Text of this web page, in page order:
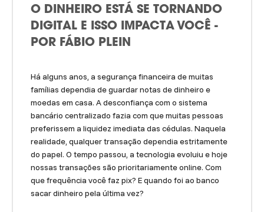
O DINHEIRO ESTÁ SE TORNANDO
DIGITAL E ISSO IMPACTA VOCÊ -
POR FÁBIO PLEIN
Há alguns anos, a segurança financeira de muitas
famílias dependia de guardar notas de dinheiro e
moedas em casa. A desconfiança com o sistema
bancário centralizado fazia com que muitas pessoas
preferissem a liquidez imediata das cédulas. Naquela
realidade, qualquer transação dependia estritamente
do papel. O tempo passou, a tecnologia evoluiu e hoje
nossas transações são prioritariamente online. Com
que frequência você faz pix? E quando foi ao banco
sacar dinheiro pela última vez?